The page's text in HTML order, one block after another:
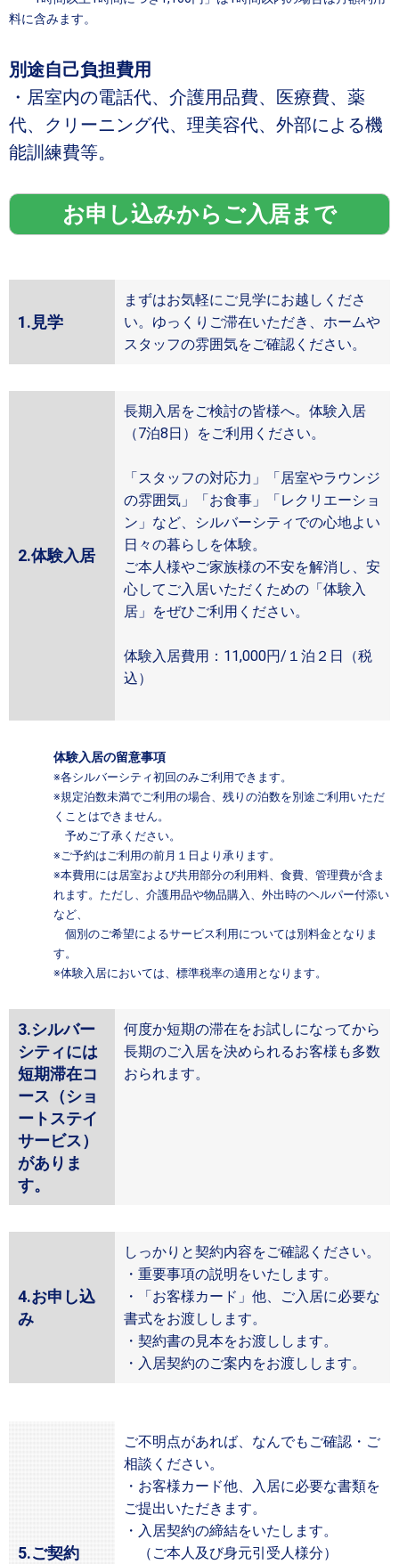
料に含みます。
別途自己負担費用
・居室内の電話代、介護用品費、医療費、薬
代、クリーニング代、理美容代、外部による機
能訓練費等。
お申し込みからご入居まで
1.見学
まずはお気軽にご見学にお越しくださ
い。ゆっくりご滞在いただき、ホームや
スタッフの雰囲気をご確認ください。
2.体験入居
長期入居をご検討の皆様へ。体験入居
（7泊8日）をご利用ください。
「スタッフの対応力」「居室やラウンジ
の雰囲気」「お食事」「レクリエーショ
ン」など、シルバーシティでの心地よい
日々の暮らしを体験。
ご本人様やご家族様の不安を解消し、安
心してご入居いただくための「体験入
居」をぜひご利用ください。
体験入居費用：11,000円/１泊２日（税
込）
体験入居の留意事項
※各シルバーシティ初回のみご利用できます。
※規定泊数未満でご利用の場合、残りの泊数を別途ご利用いただ
くことはできません。
予めご了承ください。
※ご予約はご利用の前月１日より承ります。
※本費用には居室および共用部分の利用料、食費、管理費が含ま
れます。ただし、介護用品や物品購入、外出時のヘルパー付添い
など、
個別のご希望によるサービス利用については別料金となりま
す。
※体験入居においては、標準税率の適用となります。
3.シルバー
シティには
短期滞在コ
ース（ショ
ートステイ
サービス）
がありま
す。
何度か短期の滞在をお試しになってから
長期のご入居を決められるお客様も多数
おられます。
4.お申し込
み
しっかりと契約内容をご確認ください。
・重要事項の説明をいたします。
・「お客様カード」他、ご入居に必要な
書式をお渡しします。
・契約書の見本をお渡しします。
・入居契約のご案内をお渡しします。
5.ご契約
ご不明点があれば、なんでもご確認・ご
相談ください。
・お客様カード他、入居に必要な書類を
ご提出いただきます。
・入居契約の締結をいたします。
（ご本人及び身元引受人様分）